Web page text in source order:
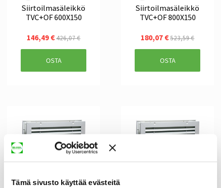
Tämä sivusto käyttää evästeitä
Siirtoilmasäleikkö
TVC+OF 600X150
146,49 €426,07 €
OSTA
Siirtoilmasäleikkö
TVC+OF 800X150
180,07 €523,59 €
OSTA